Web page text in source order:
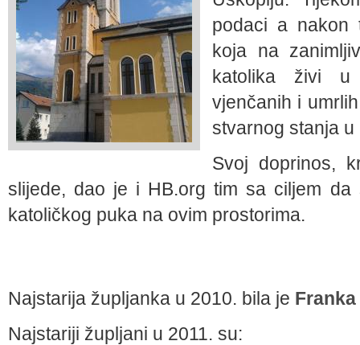
podaci a nakon
koja na
katolika živi u
vjenčanih i
stvarnog stanja
Svoj doprinos,
slijede, dao je i HB.org tim sa ciljem
katoličkog puka na ovim prostorima.
Najstarija župljanka u 2010. bila je
Najstariji župljani u 2011. su: